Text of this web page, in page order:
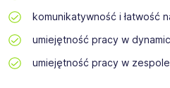
komunikatywność i łatwość
umiejętność pracy w
umiejętność pracy w